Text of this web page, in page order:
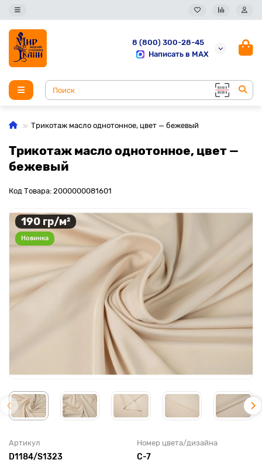
8 (800) 300-28-45
Написать в MAX
Трикотаж масло однотонное, цвет — бежевый
Трикотаж масло однотонное, цвет —
бежевый
Код Товара: 2000000081601
190 гр/м²
Новинка
Артикул
D1184/S1323
Номер цвета/дизайна
C-7